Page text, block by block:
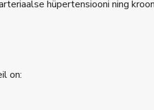
hüpertensiooni ning
on: